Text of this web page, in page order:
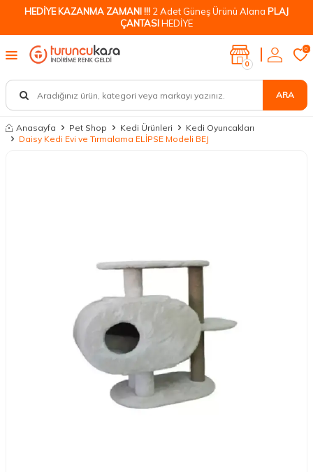
HEDİYE KAZANMA ZAMANI !!! 2 Adet Güneş Ürünü Alana PLAJ
ÇANTASIHEDİYE
ARA
0
0
Anasayfa Pet Shop Kedi Ürünleri
Kedi Oyuncakları
Daisy Kedi Evi ve Tırmalama ELİPSE Modeli BEJ